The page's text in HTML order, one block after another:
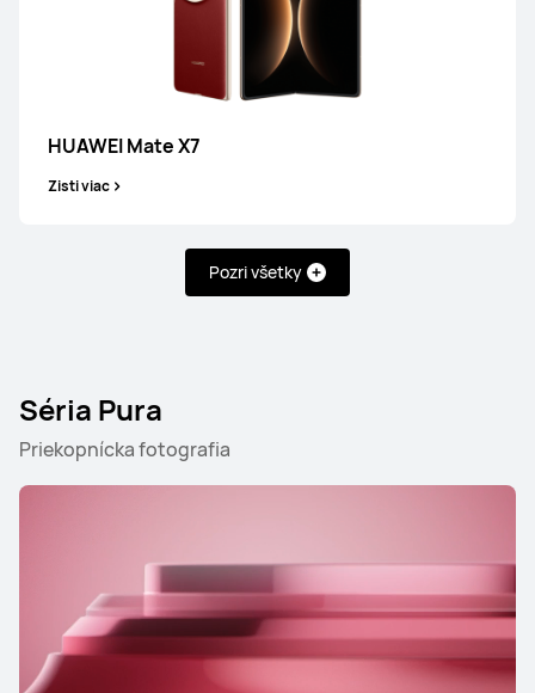
HUAWEI Mate X7
Zisti viac
Pozri všetky
Séria Pura
Priekopnícka fotografia